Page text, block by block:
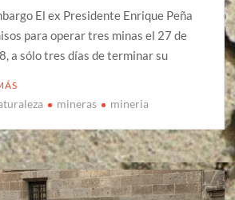
El ex Presidente Enrique Peña
para operar tres minas el 27 de
a sólo tres días de terminar su
mineras mineria